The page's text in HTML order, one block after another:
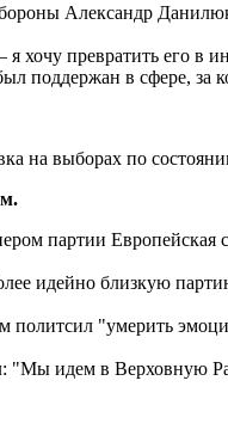
Александр
превратить его в
поддержан в сфере, за
на выборах по
партии Европейская
идейно близкую
политсил "умерить
"Мы идем в Верховную